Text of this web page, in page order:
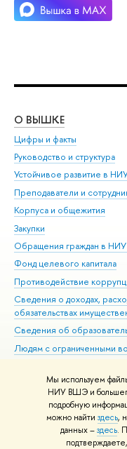
Мы используем
НИУ ВШЭ и большего
подробную
можно найти здесь,
данных –здесь.
О ВЫШКЕ
Цифры и факты
Руководство и структура
Устойчивое развитие в
Преподаватели и
Корпуса и общежития
Закупки
Обращения граждан в
Фонд целевого капитала
Противодействие
Сведения о доходах,
обязательствах
Сведения об
Людям с ограниченными
Работа в Вышке